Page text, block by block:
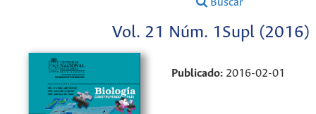
Vol. 21 Núm. 1Supl (2016)
Publicado: 2016-02-01